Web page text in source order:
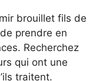
brouillet fils de
prendre en
Recherchez
qui ont une
traitent.